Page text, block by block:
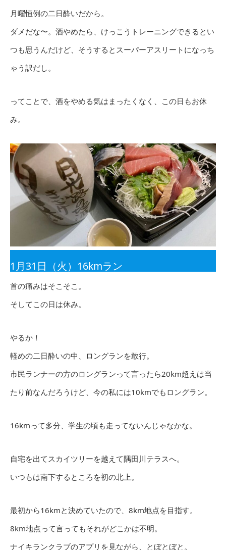
月曜恒例の二日酔いだから。
ダメだな〜。酒やめたら、けっこうトレーニングできるとい
つも思うんだけど、そうするとスーパーアスリートになっち
ゃう訳だし。
ってことで、酒をやめる気はまったくなく、この日もお休
み。
1月31日（火）16kmラン
首の痛みはそこそこ。
そしてこの日は休み。
やるか！
軽めの二日酔いの中、ロングランを敢行。
市民ランナーの方のロングランって言ったら20km超えは当
たり前なんだろうけど、今の私には10kmでもロングラン。
16kmって多分、学生の頃も走ってないんじゃなかな。
自宅を出てスカイツリーを越えて隅田川テラスへ。
いつもは南下するところを初の北上。
最初から16kmと決めていたので、8km地点を目指す。
8km地点って言ってもそれがどこかは不明。
ナイキランクラブのアプリを見ながら、とぼとぼと。